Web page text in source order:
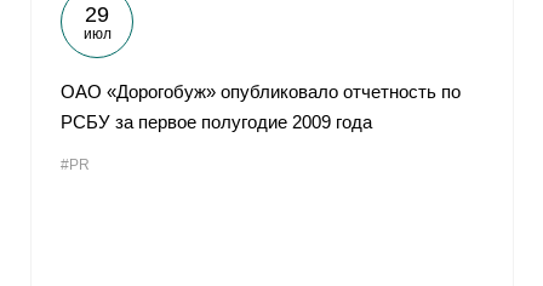
29
июл
ОАО «Дорогобуж» опубликовало отчетность по
РСБУ за первое полугодие 2009 года
#PR